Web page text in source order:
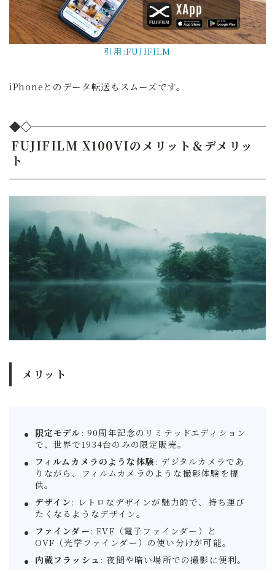
引用:FUJIFILM
iPhoneとのデータ転送もスムーズです。
FUJIFILM X100VIのメリット＆デメリッ
ト
メリット
限定モデル : 90周年記念のリミテッドエディション
で、世界で1934台のみの限定販売。
フィルムカメラのような体験 : デジタルカメラであ
りながら、フィルムカメラのような撮影体験を提
供。
デザイン : レトロなデザインが魅力的で、持ち運び
たくなるようなデザイン。
ファインダー : EVF（電子ファインダー）と
OVF（光学ファインダー）の使い分けが可能。
内蔵フラッシュ : 夜間や暗い場所での撮影に便利。